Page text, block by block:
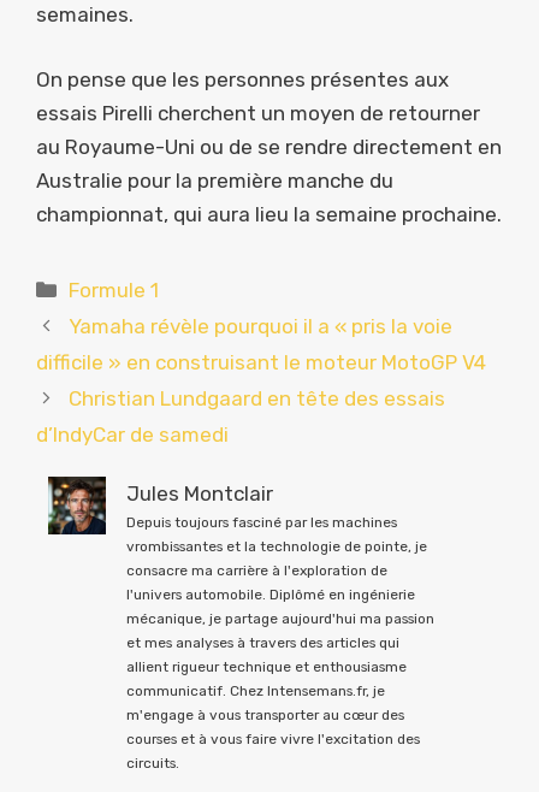
semaines.
On pense que les personnes présentes aux
essais Pirelli cherchent un moyen de retourner
au Royaume-Uni ou de se rendre directement en
Australie pour la première manche du
championnat, qui aura lieu la semaine prochaine.
Catégories
Formule 1
Yamaha révèle pourquoi il a « pris la voie
difficile » en construisant le moteur MotoGP V4
Christian Lundgaard en tête des essais
d’IndyCar de samedi
Jules Montclair
Depuis toujours fasciné par les machines
vrombissantes et la technologie de pointe, je
consacre ma carrière à l'exploration de
l'univers automobile. Diplômé en ingénierie
mécanique, je partage aujourd'hui ma passion
et mes analyses à travers des articles qui
allient rigueur technique et enthousiasme
communicatif. Chez Intensemans.fr, je
m'engage à vous transporter au cœur des
courses et à vous faire vivre l'excitation des
circuits.